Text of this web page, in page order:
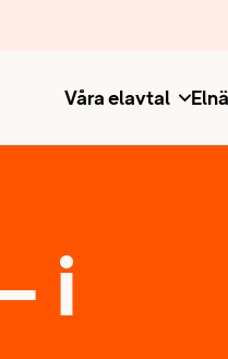
Våra elavtal
i